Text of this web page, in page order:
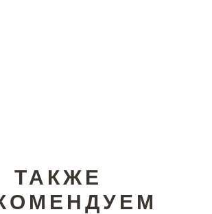
ТАКЖЕ